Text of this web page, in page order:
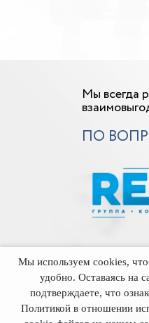
Мы всегда
ПО
Мы используем cookies,
удобно. Оставаясь на
подтверждаете, что
Политикой в отношении